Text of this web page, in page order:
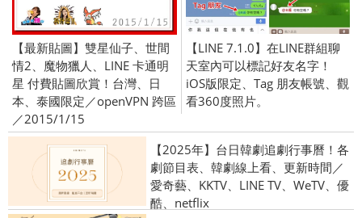
【最新貼圖】雙星仙子、世間
情2、魔物獵人、LINE 卡通明
星 付費貼圖欣賞！台灣、日
本、泰國限定／openVPN 跨區
／2015/1/15
【LINE 7.1.0】在LINE群組聊
天室內可以標記好友名字！
iOS版限定、Tag 朋友帳號、觀
看360度照片。
【2025年】台日韓劇追劇行事曆！各
劇節目表、韓劇線上看、更新時間／
愛奇藝、KKTV、LINE TV、WeTV、優
酷、netflix